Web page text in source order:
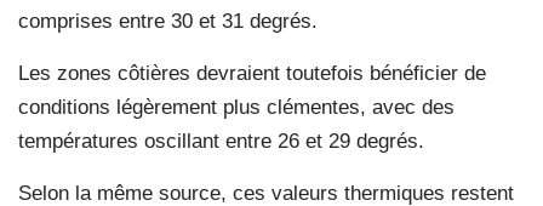
comprises entre 30 et 31 degrés.
Les zones côtières devraient toutefois bénéficier de
conditions légèrement plus clémentes, avec des
températures oscillant entre 26 et 29 degrés.
Selon la même source, ces valeurs thermiques restent